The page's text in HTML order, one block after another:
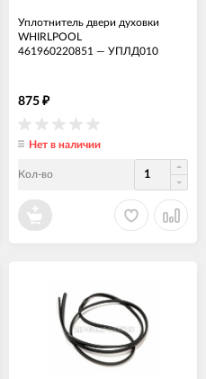
Уплотнитель двери духовки
WHIRLPOOL
461960220851 — УПЛД010
875 ₽
Нет в наличии
Кол-во